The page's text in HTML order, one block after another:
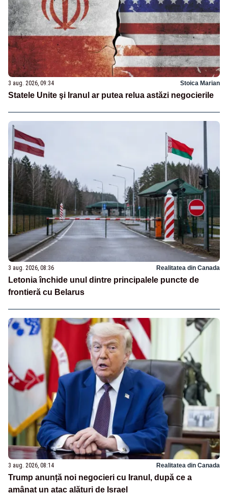
3 aug. 2026, 09:34 Stoica Marian
Statele Unite şi Iranul ar putea relua astăzi negocierile
3 aug. 2026, 08:36 Realitatea din Canada
Letonia închide unul dintre principalele puncte de
frontieră cu Belarus
3 aug. 2026, 08:14 Realitatea din Canada
Trump anunță noi negocieri cu Iranul, după ce a
amânat un atac alături de Israel